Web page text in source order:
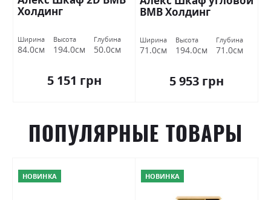
Холдинг
Ширина
84.0см
Высота
194.0см
Глубина
50.0см
5 151 грн
ВМВ Холдинг
Ширина
71.0см
Высота
194.0см
Глубина
71.0см
5 953 грн
ПОПУЛЯРНЫЕ ТОВАРЫ
НОВИНКА НОВИНКА